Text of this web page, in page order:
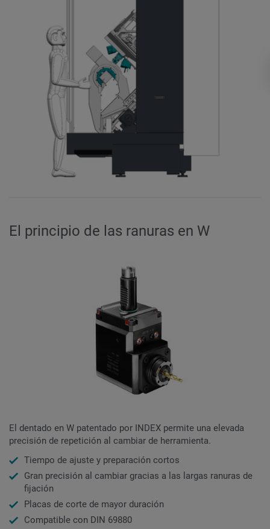
El principio de las ranuras en W
El dentado en W patentado por INDEX permite una elevada
precisión de repetición al cambiar de herramienta.
Tiempo de ajuste y preparación cortos
Gran precisión al cambiar gracias a las largas ranuras de
fijación
Placas de corte de mayor duración
Compatible con DIN 69880